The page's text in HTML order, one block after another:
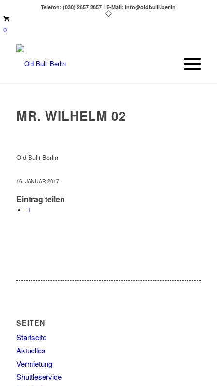
Telefon: (030) 2657 2657 | E-Mail: info@oldbulli.berlin
0
MR. WILHELM 02
Old Bulli Berlin
16. JANUAR 2017
Eintrag teilen
SEITEN
Startseite
Aktuelles
Vermietung
Shuttleservice